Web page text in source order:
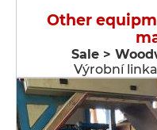
Other
Sale >
Výrobní